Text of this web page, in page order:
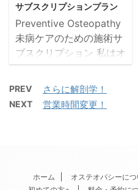
サブスクリプションプラン
Preventive Osteopathy
未病ケアのための施術サ
ブスクリプション 私はオ
ステオパスとして、症状
が出る前に整えることこ
そが最もやさしい医療だ
と考えています。 このプ
に整えていくための仕組
みです。 なぜ「サブスク
PREV さらに解剖学！
NEXT 営業時間変更！
ホーム オステオパシーにつ